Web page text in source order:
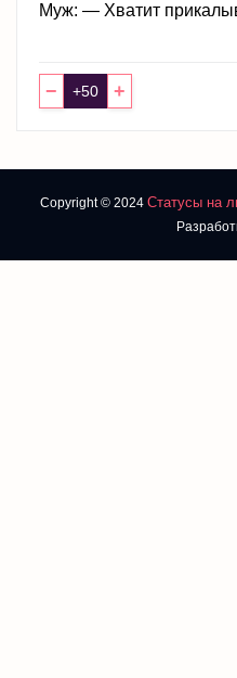
Муж: — Хватит
− +
Copyright © 2024 Статусы на